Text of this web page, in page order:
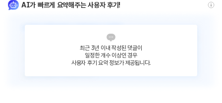
AI가 빠르게 요약해주는 사용자 후기!
최근 3년 이내 작성된 댓글이
일정한 개수 이상인 경우
사용자 후기 요약 정보가 제공됩니다.